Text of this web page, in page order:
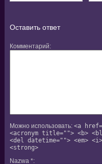
Оставить ответ
Комментарий
Можно использовать: <a
<acronym title=""> <b>
<del datetime=""> <em>
<strong>
Nazwa *